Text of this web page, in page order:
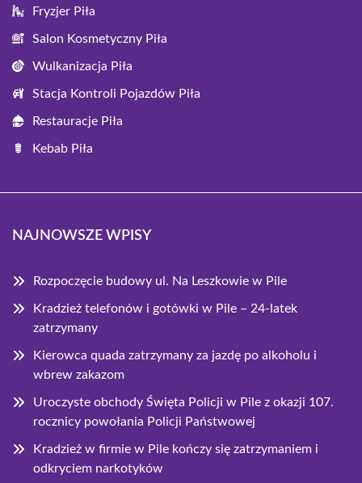
Fryzjer Piła
Salon Kosmetyczny Piła
Wulkanizacja Piła
Stacja Kontroli Pojazdów Piła
Restauracje Piła
Kebab Piła
NAJNOWSZE WPISY
Rozpoczęcie budowy ul. Na Leszkowie w Pile
Kradzież telefonów i gotówki w Pile – 24-latek
zatrzymany
Kierowca quada zatrzymany za jazdę po alkoholu i
wbrew zakazom
Uroczyste obchody Święta Policji w Pile z okazji 107.
rocznicy powołania Policji Państwowej
Kradzież w firmie w Pile kończy się zatrzymaniem i
odkryciem narkotyków